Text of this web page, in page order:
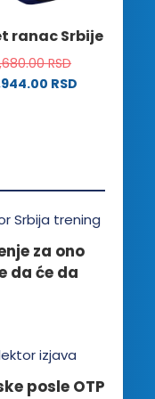
proizvoda.
ranac Srbije
RSD
RSD
za ono
da će da
posle OTP